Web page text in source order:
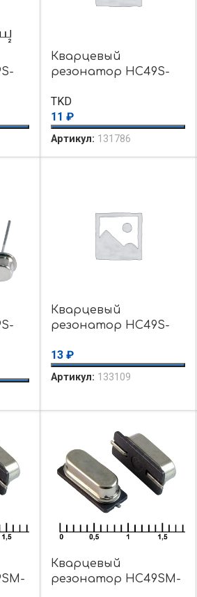
Кварцевый
резонатор HC49S-
TKD
11₽
Артикул: 131786
Кварцевый
резонатор HC49S-
CALTRON
13₽
Артикул: 133109
Кварцевый
резонатор HC49SM-